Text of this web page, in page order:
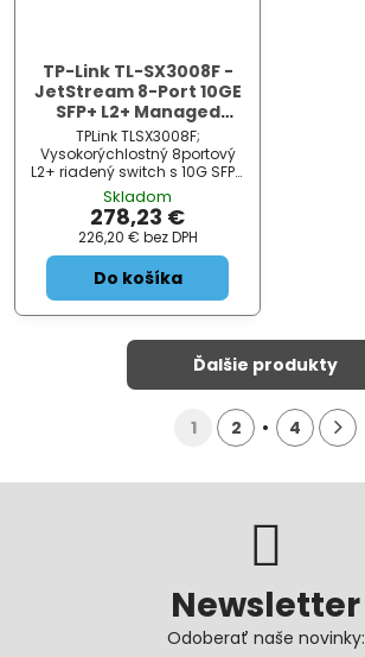
TP-Link TL-SX3008F -
JetStream 8-Port 10GE
SFP+ L2+ Managed
Switch
TPLink TLSX3008F;
Vysokorýchlostný 8portový
L2+ riadený switch s 10G SFP+
slotmi . Kapacita switchu je
160 Gbps a rýchlosť
smerovania až 119,04 Mpps
Skladom
278,23 €
226,20 € bez DPH
Do košíka
Ďalšie produkty
1 2 4
Newsletter
Odoberať naše novinky: